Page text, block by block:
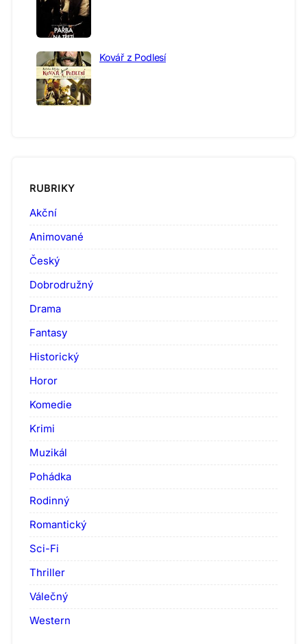
Kovář z Podlesí
RUBRIKY
Akční
Animované
Český
Dobrodružný
Drama
Fantasy
Historický
Horor
Komedie
Krimi
Muzikál
Pohádka
Rodinný
Romantický
Sci-Fi
Thriller
Válečný
Western